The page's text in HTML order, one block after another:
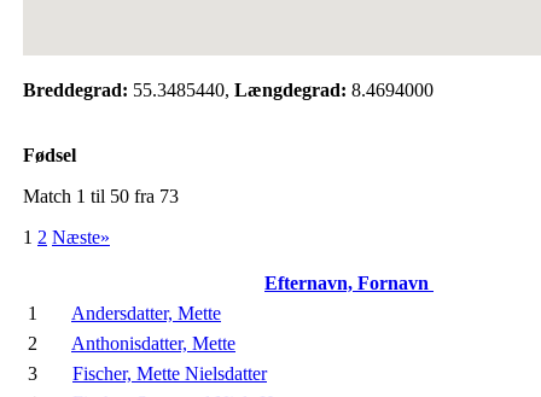
Breddegrad: 55.3485440, Længdegrad: 8.4694000
Fødsel
Match 1 til 50 fra 73
1 2 Næste»
Efternavn, Fornavn
1
Andersdatter, Mette
2
Anthonisdatter, Mette
3
Fischer, Mette Nielsdatter